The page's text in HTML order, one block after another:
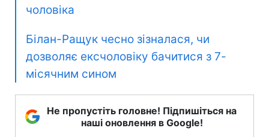
чоловіка
Білан-Ращук чесно зізналася, чи
дозволяє ексчоловіку бачитися з 7-
місячним сином
Не пропустіть головне! Підпишіться на
наші оновлення в Google!